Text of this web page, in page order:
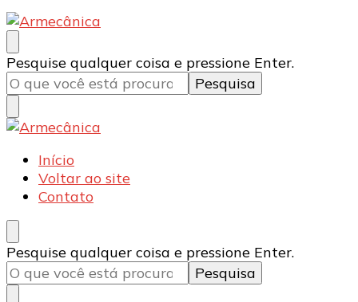
Armecânica
Blog
Procurando
algo?
Pesquise qualquer coisa e pressione Enter.
Armecânica
Blog
Início
Voltar ao site
Contato
Procurando
algo?
Pesquise qualquer coisa e pressione Enter.